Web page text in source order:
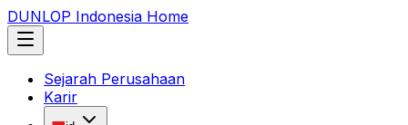
DUNLOP Indonesia Home
Sejarah Perusahaan
Karir